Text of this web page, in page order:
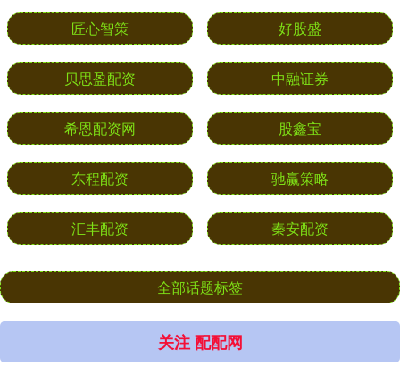
匠心智策 好股盛
贝思盈配资 中融证券
希恩配资网 股鑫宝
东程配资 驰赢策略
汇丰配资 秦安配资
全部话题标签
关注 配配网